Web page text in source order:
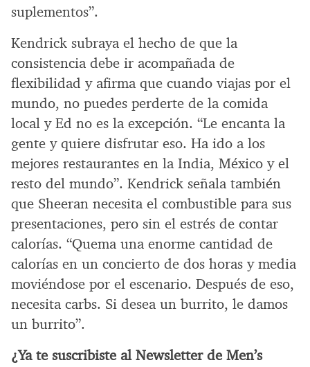
suplementos”.
Kendrick subraya el hecho de que la
consistencia debe ir acompañada de
flexibilidad y afirma que cuando viajas por el
mundo, no puedes perderte de la comida
local y Ed no es la excepción. “Le encanta la
gente y quiere disfrutar eso. Ha ido a los
mejores restaurantes en la India, México y el
resto del mundo”. Kendrick señala también
que Sheeran necesita el combustible para sus
presentaciones, pero sin el estrés de contar
calorías. “Quema una enorme cantidad de
calorías en un concierto de dos horas y media
moviéndose por el escenario. Después de eso,
necesita carbs. Si desea un burrito, le damos
un burrito”.
¿Ya te suscribiste al Newsletter de Men’s